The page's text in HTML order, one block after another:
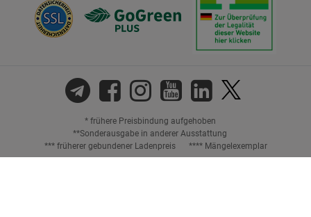
* frühere Preisbindung aufgehoben
**Sonderausgabe in anderer Ausstattung
*** früherer gebundener Ladenpreis
**** Mängelexemplar